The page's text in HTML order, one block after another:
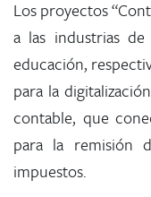
Los proyectos
a las industrias de
educación,
para la
contable, que
para la remisión
impuestos.